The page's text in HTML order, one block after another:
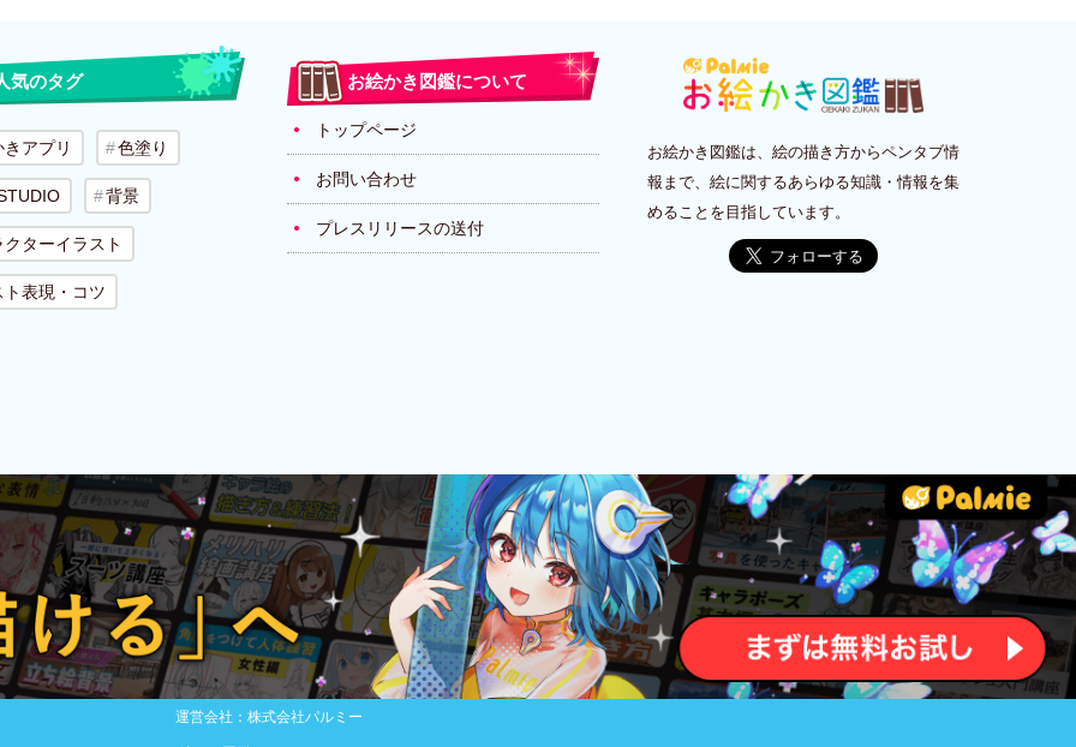
気のタグ
アプリ 色塗り
背景
ターイラスト
ト表現・コツ
お絵かき図鑑について
トップページ
お問い合わせ
プレスリリースの送付
お絵かき図鑑は、絵の描き方からペンタブ情
報まで、絵に関するあらゆる知識・情報を集
めることを目指しています。
運営会社：株式会社パルミー